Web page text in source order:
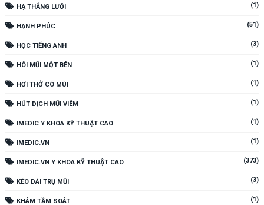
HẠ THẮNG LƯỠI (1)
HẠNH PHÚC (51)
HỌC TIẾNG ANH (3)
HÔI MŨI MỘT BÊN (1)
HƠI THỞ CÓ MÙI (1)
HÚT DỊCH MŨI VIÊM (1)
IMEDIC Y KHOA KỸ THUẬT CAO (1)
IMEDIC.VN (1)
IMEDIC.VN Y KHOA KỸ THUẬT CAO (373)
KÉO DÀI TRỤ MŨI (3)
KHÁM TẦM SOÁT (1)